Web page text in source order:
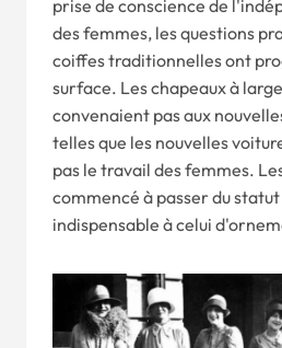
prise de conscience de
des femmes, les questions
coiffes traditionnelles ont
surface. Les chapeaux à
convenaient pas aux
telles que les nouvelles
pas le travail des femmes.
commencé à passer du
indispensable à celui